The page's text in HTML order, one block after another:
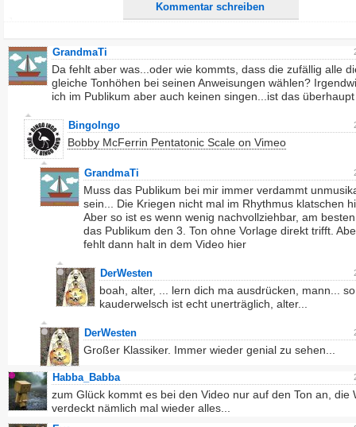
Kommentar schreiben
GrandmaTi
Da fehlt aber was...oder wie kommts, dass die zufällig alle
gleiche Tonhöhen bei seinen Anweisungen wählen?
ich im Publikum aber auch keinen singen...ist das
BingoIngo
Bobby McFerrin Pentatonic Scale on Vimeo
GrandmaTi
Muss das Publikum bei mir immer verdammt
sein... Die Kriegen nicht mal im Rhythmus klatschen
Aber so ist es wenn wenig nachvollziehbar, am
das Publikum den 3. Ton ohne Vorlage direkt trifft.
fehlt dann halt in dem Video hier
DerWesten
boah, alter, ... lern dich ma ausdrücken, mann...
kauderwelsch ist echt unerträglich, alter...
DerWesten
Großer Klassiker. Immer wieder genial zu sehen...
Habba_Babba
zum Glück kommt es bei den Video nur auf den Ton an, die
verdeckt nämlich mal wieder alles...